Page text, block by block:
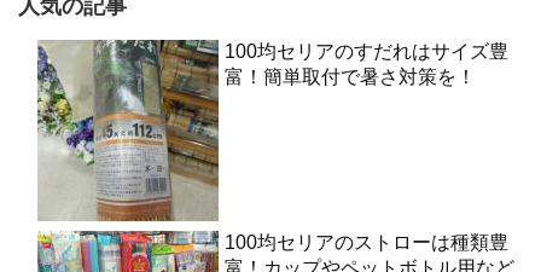
人気の記事
100均セリアのすだれはサイズ豊
富！簡単取付で暑さ対策を！
100均セリアのストローは種類豊
富！カップやペットボトル用など